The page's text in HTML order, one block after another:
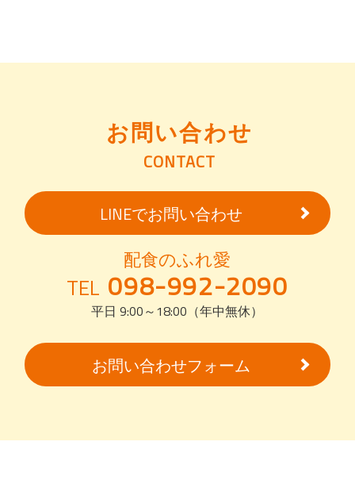
お問い合わせ
CONTACT
LINEでお問い合わせ
配食のふれ愛
TEL 098-992-2090
平日 9:00～18:00（年中無休）
お問い合わせフォーム